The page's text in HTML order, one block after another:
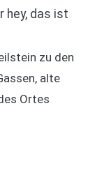
hey, das ist
zu den
alte
Ortes